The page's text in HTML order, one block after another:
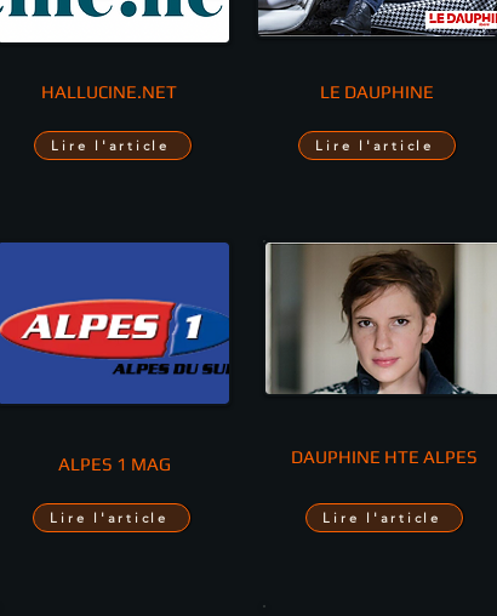
HALLUCINE.NET
Lire l'article
LE DAUPHINE
Lire l'article
ALPES 1 MAG
Lire l'article
DAUPHINE HTE ALPES
Lire l'article